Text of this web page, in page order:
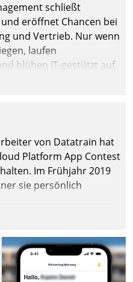
schließt
eröffnet Chancen bei
und Vertrieb. Nur wenn
laufen
blühen IT-gestützt auf.
von Datatrain hat
Platform App Contest
Im Frühjahr 2019
sie persönlich